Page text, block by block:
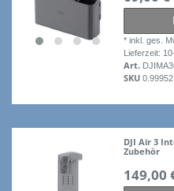
*inkl. ges.
Lieferzeit:
Art.
SKU
DJI Air 3
Zubehör
149,00